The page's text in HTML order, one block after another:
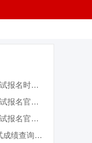
2026年10月全国各省自学考试报名时间及入口汇总
2026年10月全国各省自学考试报名官网入口汇总
2026年10月全国各省自学考试报名官网入口汇总
2026年4月全国各省自学考试成绩查询时间及入口...